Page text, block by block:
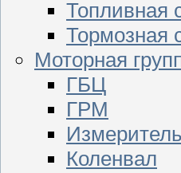
Топливная
Тормозная
Моторная
ГБЦ
ГРМ
Коленвал